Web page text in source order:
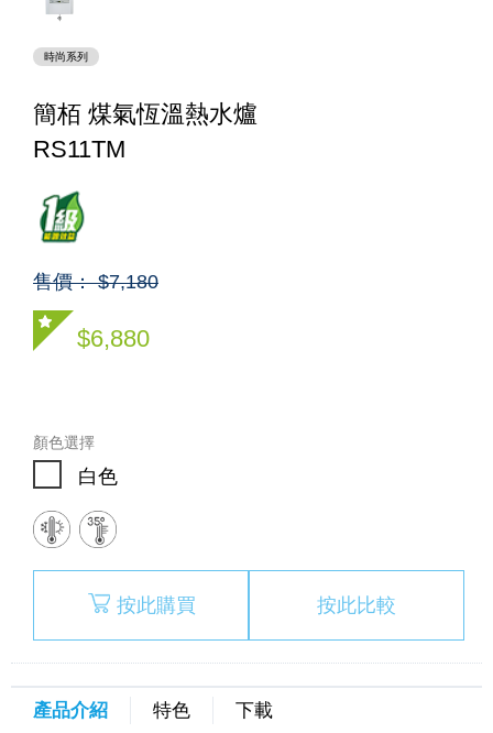
時尚系列
簡栢 煤氣恆溫熱水爐
RS11TM
售價： $7,180
$6,880
顏色選擇
白色
按此購買 按此比較
產品介紹 特色 下載